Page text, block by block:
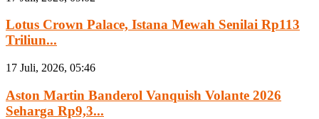
Lotus Crown Palace, Istana Mewah Senilai Rp113
Triliun...
17 Juli, 2026, 05:46
Aston Martin Banderol Vanquish Volante 2026
Seharga Rp9,3...